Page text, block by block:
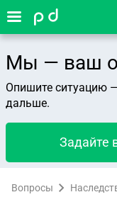
Мы — ваш
Опишите ситуацию
дальше.
Задайте
Вопросы